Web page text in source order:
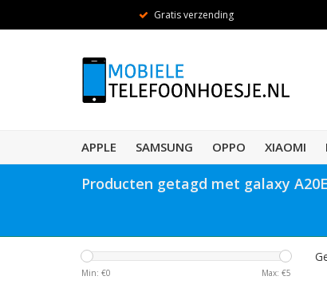
Gratis verzending
APPLE SAMSUNG OPPO XIAOMI
Producten getagd met galaxy
Min: €0 Max: €5